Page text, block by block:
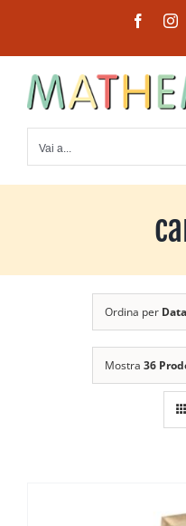
contenuto
Vai a...
Ordina per Data
Mostra 36